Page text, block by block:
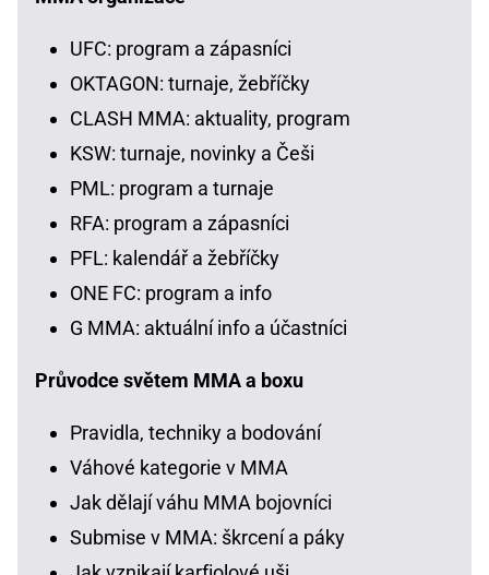
UFC: program a zápasníci
OKTAGON: turnaje, žebříčky
CLASH MMA: aktuality, program
KSW: turnaje, novinky a Češi
PML: program a turnaje
RFA: program a zápasníci
PFL: kalendář a žebříčky
ONE FC: program a info
G MMA: aktuální info a účastníci
Průvodce světem MMA a boxu
Pravidla, techniky a bodování
Váhové kategorie v MMA
Jak dělají váhu MMA bojovníci
Submise v MMA: škrcení a páky